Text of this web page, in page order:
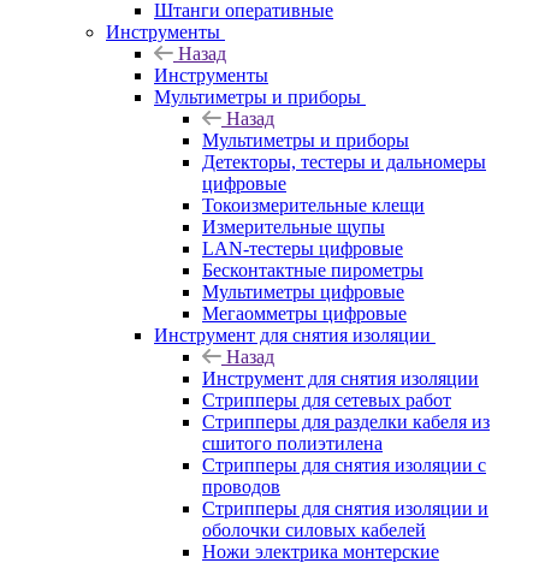
Штанги оперативные
Инструменты
Назад
Инструменты
Мультиметры и приборы
Назад
Мультиметры и приборы
Детекторы, тестеры и дальномеры
цифровые
Токоизмерительные клещи
Измерительные щупы
LAN-тестеры цифровые
Бесконтактные пирометры
Мультиметры цифровые
Мегаомметры цифровые
Инструмент для снятия изоляции
Назад
Инструмент для снятия изоляции
Стрипперы для сетевых работ
Стрипперы для разделки кабеля из
сшитого полиэтилена
Cтрипперы для снятия изоляции с
проводов
Стрипперы для снятия изоляции и
оболочки силовых кабелей
Ножи электрика монтерские